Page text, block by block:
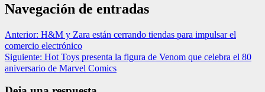
Navegación de entradas
Anterior: H&M y Zara están cerrando tiendas para impulsar el
comercio electrónico
Siguiente: Hot Toys presenta la figura de Venom que celebra el 80
aniversario de Marvel Comics